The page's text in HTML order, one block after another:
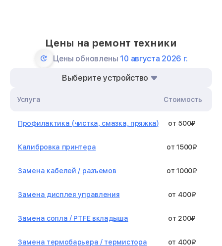
Цены на ремонт техники
Цены обновлены 10 августа 2026 г.
Выберите устройство
Услуга Стоимость
Профилактика (чистка, смазка, пряжка) от 500₽
Калибровка принтера от 1500₽
Замена кабелей / разъемов от 1000₽
Замена дисплея управления от 400₽
Замена сопла / PTFE вкладыша от 200₽
Замена термобарьера / термистора от 400₽